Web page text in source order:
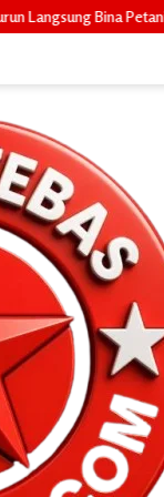
Manis